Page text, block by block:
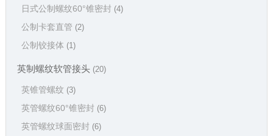
日式公制螺纹60°锥密封 (4)
公制卡套直管 (2)
公制铰接体 (1)
英制螺纹软管接头 (20)
英锥管螺纹 (3)
英管螺纹60°锥密封 (6)
英管螺纹球面密封 (6)